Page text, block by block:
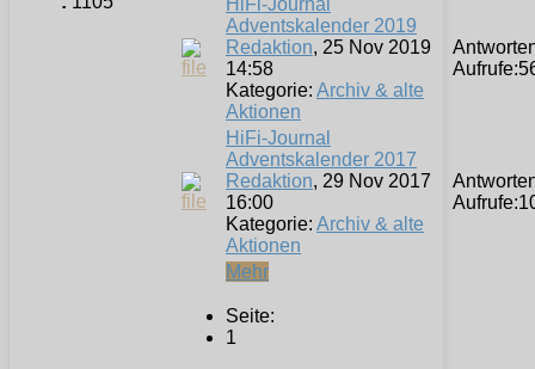
Mehr
Adventskalender 2019
Redaktion, 25 Nov 2019
14:58
Kategorie: Archiv & alte
Aktionen
Aufrufe:
HiFi-Journal
Adventskalender 2017
Redaktion, 29 Nov 2017
16:00
Kategorie: Archiv & alte
Aktionen
Aufrufe:
Seite:
1